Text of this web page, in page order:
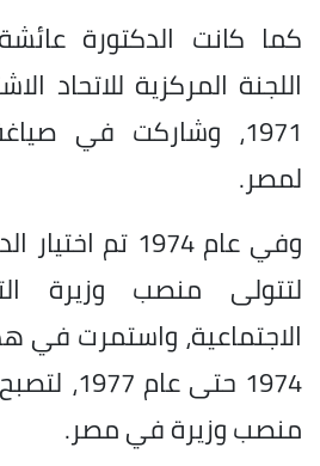
كما كانت الدكتورة
اللجنة المركزية للاتحاد
1971، وشاركت في
لمصر.
وفي عام 1974 تم
لتتولى منصب وزيرة
الاجتماعية، واستمرت في
1974 حتى
منصب وزيرة في مصر.